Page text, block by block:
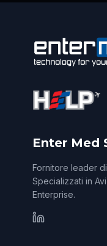
Enter Med
Fornitore leader
Specializzati in
Enterprise.